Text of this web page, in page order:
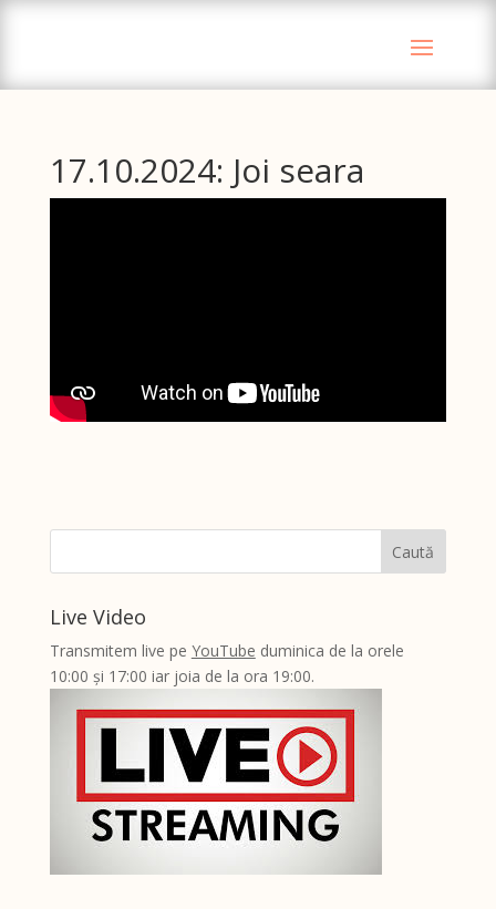
17.10.2024: Joi seara
Live Video
Transmitem live pe YouTube duminica de la orele
10:00 și 17:00 iar joia de la ora 19:00.